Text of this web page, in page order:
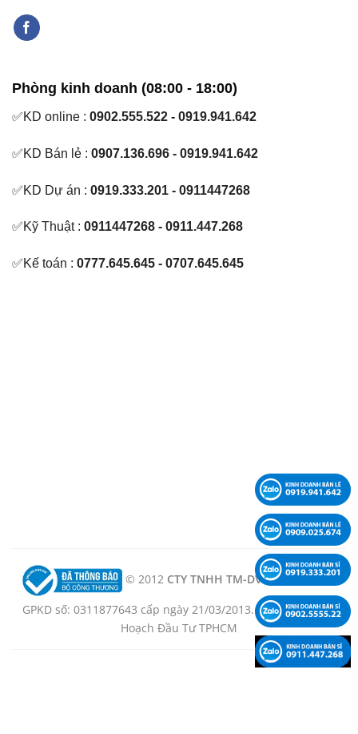
Phòng kinh doanh (08:00 - 18:00)
✅KD online : 0902.555.522 - 0919.941.642
✅KD Bán lẻ : 0907.136.696 - 0919.941.642
✅KD Dự án : 0919.333.201 - 0911447268
✅Kỹ Thuật : 0911447268 - 0911.447.268
✅Kế toán : 0777.645.645 - 0707.645.645
© 2012 CTY TNHH TM-DV-KT LÊ PHẠM -
GPKD số: 0311877643 cấp ngày 21/03/2013. Nơi cấp: Sở Kế
Hoạch Đầu Tư TPHCM